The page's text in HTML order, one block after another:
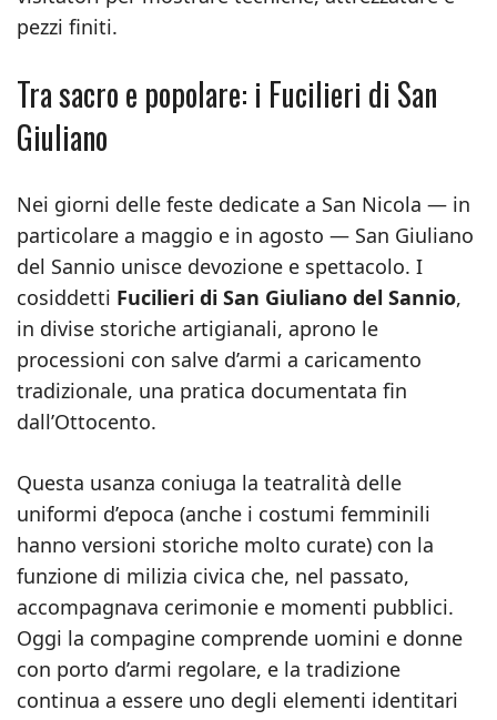
pezzi finiti.
Tra sacro e popolare: i Fucilieri di San
Giuliano
Nei giorni delle feste dedicate a San Nicola — in
particolare a maggio e in agosto — San Giuliano
del Sannio unisce devozione e spettacolo. I
cosiddetti Fucilieri di San Giuliano del Sannio,
in divise storiche artigianali, aprono le
processioni con salve d’armi a caricamento
tradizionale, una pratica documentata fin
dall’Ottocento.
Questa usanza coniuga la teatralità delle
uniformi d’epoca (anche i costumi femminili
hanno versioni storiche molto curate) con la
funzione di milizia civica che, nel passato,
accompagnava cerimonie e momenti pubblici.
Oggi la compagine comprende uomini e donne
con porto d’armi regolare, e la tradizione
continua a essere uno degli elementi identitari